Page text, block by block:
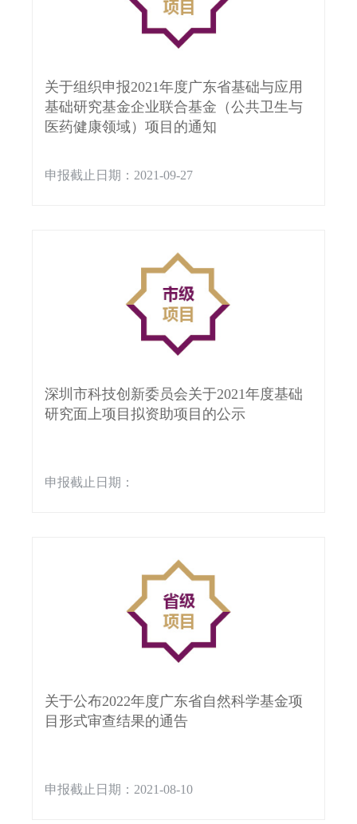
关于组织申报2021年度广东省基础与应用
基础研究基金企业联合基金（公共卫生与
医药健康领域）项目的通知
申报截止日期：2021-09-27
深圳市科技创新委员会关于2021年度基础
研究面上项目拟资助项目的公示
申报截止日期：
关于公布2022年度广东省自然科学基金项
目形式审查结果的通告
申报截止日期：2021-08-10